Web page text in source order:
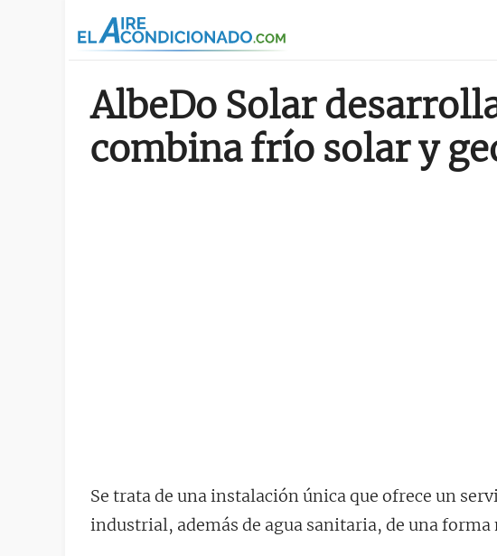
AlbeDo Solar
combina frío solar y
Se trata de una instalación única que ofrece un
industrial, además de agua sanitaria, de una forma